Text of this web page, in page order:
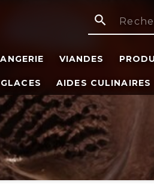
search
VIANDES
GLACES AIDES CULINAIRES